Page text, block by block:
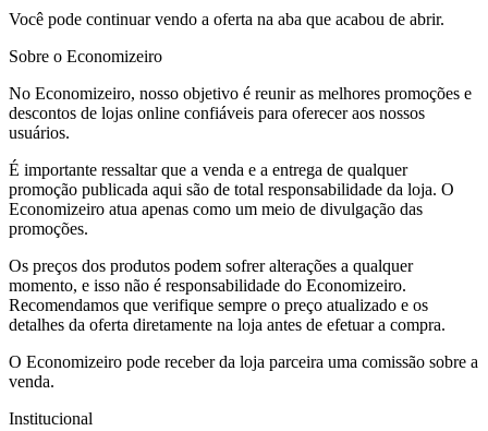
Você pode continuar vendo a oferta na aba que acabou de abrir.
Sobre o Economizeiro
No Economizeiro, nosso objetivo é reunir as melhores promoções e
descontos de lojas online confiáveis para oferecer aos nossos
usuários.
É importante ressaltar que a venda e a entrega de qualquer
promoção publicada aqui são de total responsabilidade da loja. O
Economizeiro atua apenas como um meio de divulgação das
promoções.
Os preços dos produtos podem sofrer alterações a qualquer
momento, e isso não é responsabilidade do Economizeiro.
Recomendamos que verifique sempre o preço atualizado e os
detalhes da oferta diretamente na loja antes de efetuar a compra.
O Economizeiro pode receber da loja parceira uma comissão sobre a
venda.
Institucional